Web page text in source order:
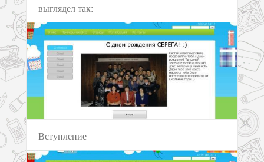
выглядел так:
Вступление